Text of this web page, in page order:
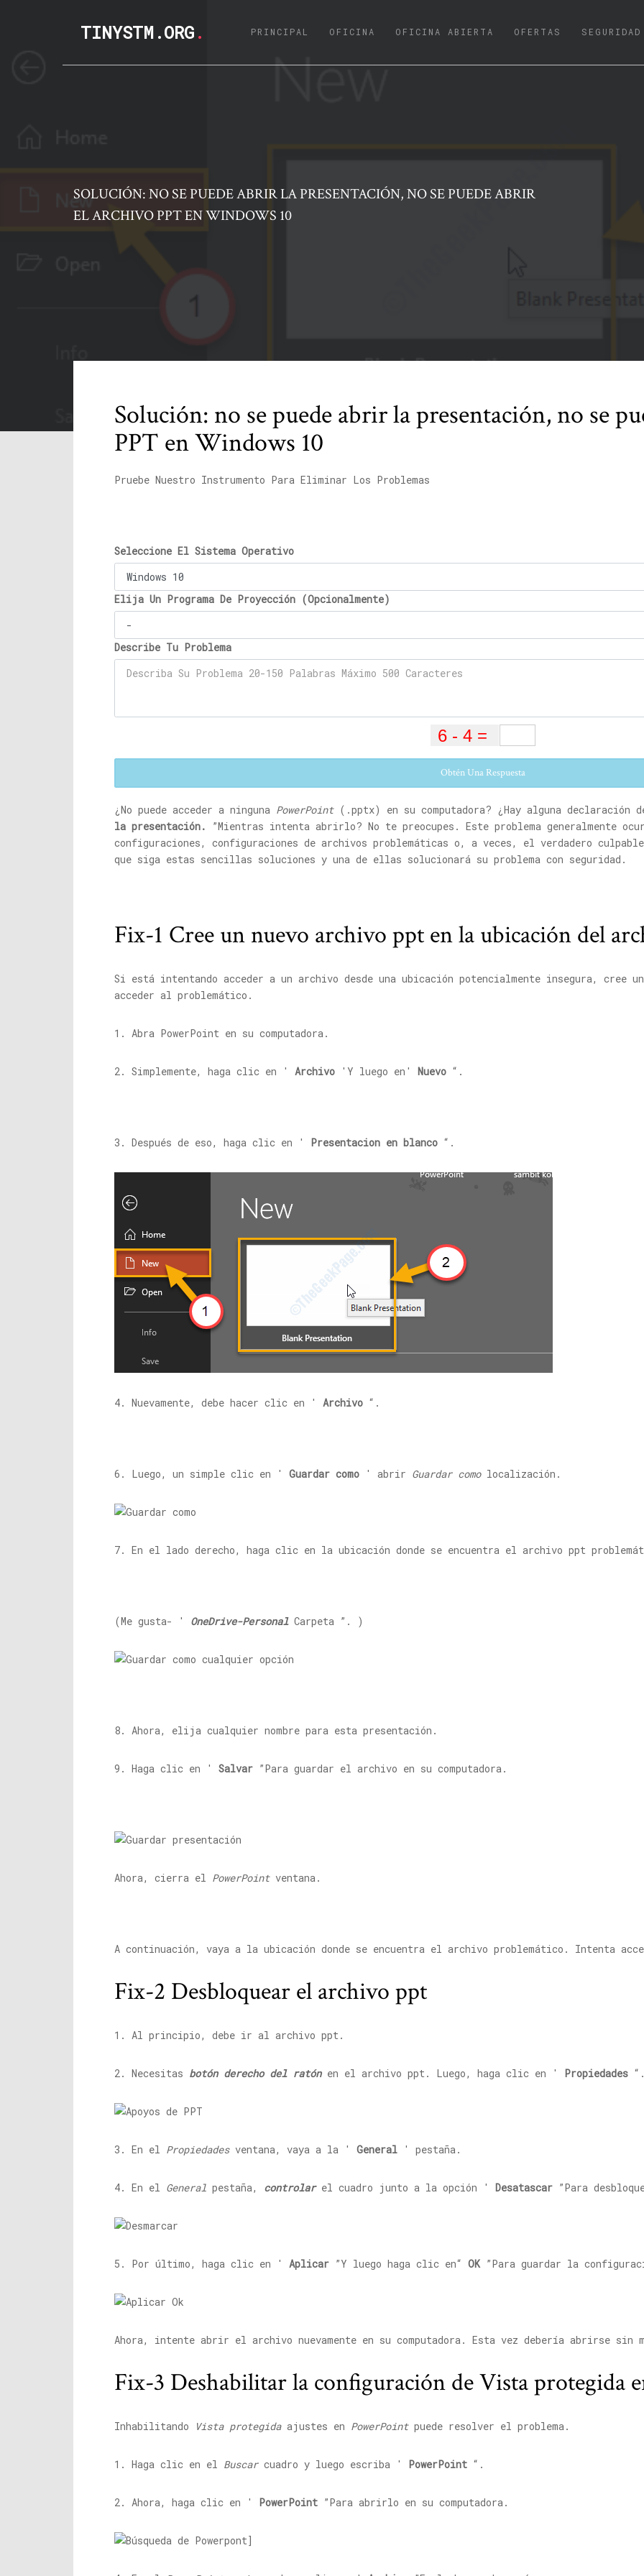
TINYSTM.ORG. PRINCIPAL (CURRENT)
OFICINA OFICINA ABIERTA OFERTAS SEGURIDAD
SOLUCIÓN: NO SE PUEDE ABRIR LA PRESENTACIÓN, NO SE PUEDE ABRIR
EL ARCHIVO PPT EN WINDOWS 10
Solución: no se puede abrir la presentación, no se
PPT en Windows 10
Pruebe Nuestro Instrumento Para Eliminar Los Problemas
Seleccione El Sistema Operativo
Elija Un Programa De Proyección (Opcionalmente)
Describe Tu Problema
Obtén Una Respuesta
¿No puede acceder a ninguna PowerPoint(.pptx) en su computadora? ¿Hay alguna declaración
la presentación.
”Mientras intenta abrirlo? No te preocupes. Este problema generalmente
configuraciones, configuraciones de archivos problemáticas o, a veces, el verdadero
que siga estas sencillas soluciones y una de ellas solucionará su problema con seguridad.
Fix-1 Cree un nuevo archivo ppt en la ubicación del
Si está intentando acceder a un archivo desde una ubicación potencialmente insegura,
acceder al problemático.
1. Abra PowerPoint en su computadora.
2. Simplemente, haga clic en ' Archivo 'Y luego en' Nuevo “.
3. Después de eso, haga clic en ' Presentacion en blanco “.
4. Nuevamente, debe hacer clic en ' Archivo “.
6. Luego, un simple clic en ' Guardar como ' abrir Guardar comolocalización.
7. En el lado derecho, haga clic en la ubicación donde se encuentra el archivo ppt
(Me gusta- ' OneDrive-Personal Carpeta ”. )
8. Ahora, elija cualquier nombre para esta presentación.
9. Haga clic en ' Salvar ”Para guardar el archivo en su computadora.
Ahora, cierra el PowerPointventana.
A continuación, vaya a la ubicación donde se encuentra el archivo problemático. Intenta
Fix-2 Desbloquear el archivo ppt
1. Al principio, debe ir al archivo ppt.
2. Necesitas botón derecho del ratón en el archivo ppt. Luego, haga clic en ' Propiedades
3. En el Propiedadesventana, vaya a la ' General ' pestaña.
4. En el General pestaña, controlar el cuadro junto a la opción ' Desatascar ”Para
5. Por último, haga clic en ' Aplicar ”Y luego haga clic en“ OK”Para guardar la
Ahora, intente abrir el archivo nuevamente en su computadora. Esta vez debería abrirse sin
Fix-3 Deshabilitar la configuración de Vista protegida
Inhabilitando Vista protegidaajustes en PowerPointpuede resolver el problema.
1. Haga clic en el Buscarcuadro y luego escriba ' PowerPoint “.
2. Ahora, haga clic en ' PowerPoint ”Para abrirlo en su computadora.